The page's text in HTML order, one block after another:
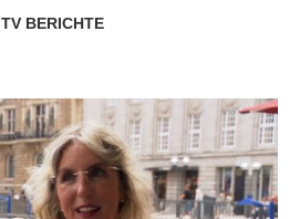
TV BERICHTE